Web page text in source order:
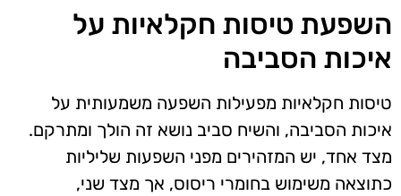
השפעת טיסות חקלאיות על
איכות הסביבה
טיסות חקלאיות מפעילות השפעה משמעותית על
איכות הסביבה, והשיח סביב נושא זה הולך ומתרקם.
מצד אחד, יש המזהירים מפני השפעות שליליות
כתוצאה משימוש בחומרי ריסוס, אך מצד שני,